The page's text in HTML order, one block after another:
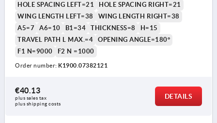
HOLE SPACING LEFT=21
HOLE SPACING RIGHT=21
WING LENGTH LEFT=38
WING LENGTH RIGHT=38
A5=7
A6=10 B1=34 THICKNESS=8
H=15
TRAVEL PATH L MAX.=4
OPENING ANGLE=180°
F1 N=9000
F2 N =1000
Order number: K1900.07382121
€40.13
plus sales tax
plus shipping costs
DETAILS